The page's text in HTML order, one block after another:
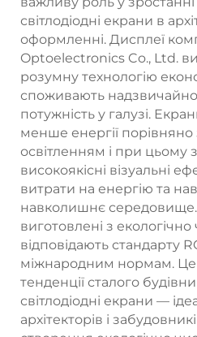
світлодіодні екрани в
оформленні. Дисплеї
Optoelectronics Co., Ltd.
розумну технологію
споживають
потужність у галузі.
менше енергії
освітленням і при цьому
високоякісні візуальні
витрати на енергію та
навколишнє середовище.
виготовлені з
відповідають стандарту
міжнародним нормам. Це
тенденції сталого
світлодіодні екрани —
архітекторів і